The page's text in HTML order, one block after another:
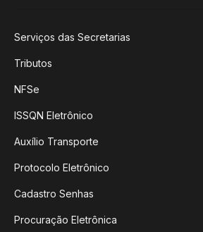
Serviços das Secretarias
Tributos
NFSe
ISSQN Eletrônico
Auxílio Transporte
Protocolo Eletrônico
Cadastro Senhas
Procuração Eletrônica